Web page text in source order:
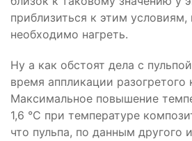
приблизиться к этим условиям,
необходимо нагреть.
Ну а как обстоят дела с
время аппликации разогретого
Максимальное повышение
1,6 °С при температуре
что пульпа, по данным другого